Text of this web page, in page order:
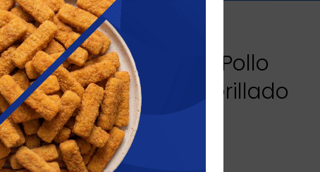
Filete De Pollo
Cocido Grillado
2k Sadia